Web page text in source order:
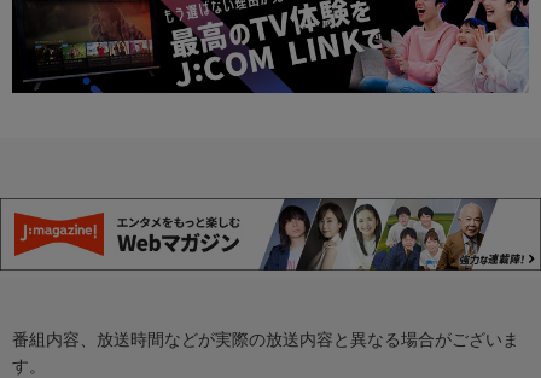
番組内容、放送時間などが実際の放送内容と異なる場合がございま
す。